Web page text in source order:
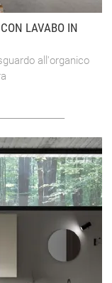
LAVABO IN
all'organico